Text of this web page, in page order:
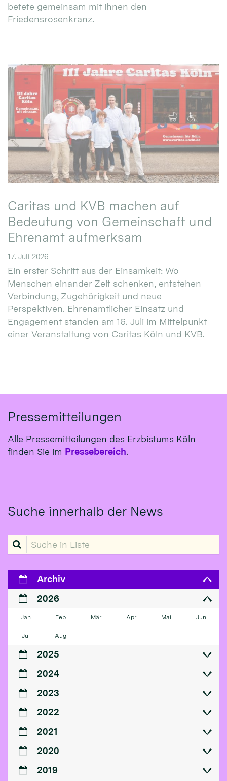
betete gemeinsam mit ihnen den
Friedensrosenkranz.
Caritas und KVB machen auf
Bedeutung von Gemeinschaft und
Ehrenamt aufmerksam
17. Juli 2026
Ein erster Schritt aus der Einsamkeit: Wo
Menschen einander Zeit schenken, entstehen
Verbindung, Zugehörigkeit und neue
Perspektiven. Ehrenamtlicher Einsatz und
Engagement standen am 16. Juli im Mittelpunkt
einer Veranstaltung von Caritas Köln und KVB.
Pressemitteilungen
Alle Pressemitteilungen des Erzbistums Köln
finden Sie im Pressebereich.
Suche innerhalb der News
Suche in Liste
Archiv
2026
Jan Feb Mär Apr Mai Jun
Jul Aug
2025
2024
2023
2022
2021
2020
2019